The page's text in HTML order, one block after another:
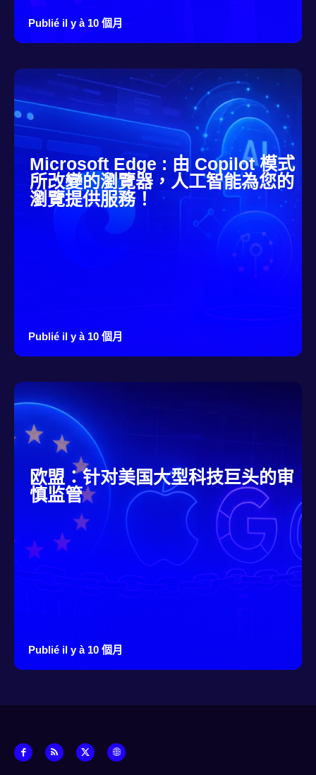
Publié il y à 10 個月
Microsoft Edge : 由 Copilot 模式
所改變的瀏覽器，人工智能為您的
瀏覽提供服務！
Publié il y à 10 個月
欧盟：针对美国大型科技巨头的审
慎监管
Publié il y à 10 個月